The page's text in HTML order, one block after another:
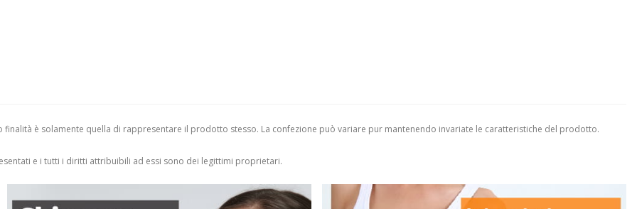
è solamente quella di rappresentare il prodotto stesso. La confezione può variare pur mantenendo invariate le caratteristiche del prodotto.
e i tutti i diritti attribuibili ad essi sono dei legittimi proprietari.